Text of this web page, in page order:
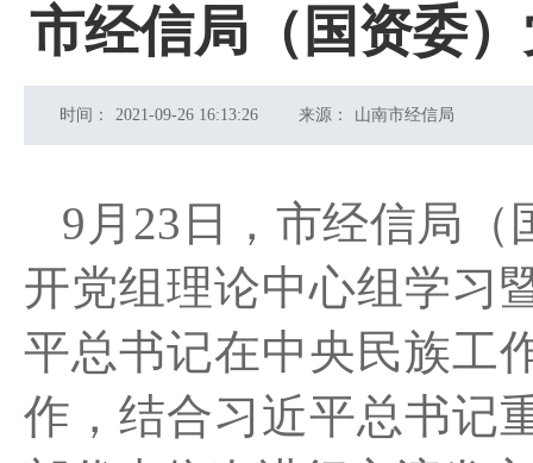
市经信局（国资委
时间： 2021-09-26 16:13:26 来源： 山南市经信局
9 月 23 日 ， 市经信局（
开党组理论中心组学习
平总书记在中央民族工
作 ，结合习近平总书